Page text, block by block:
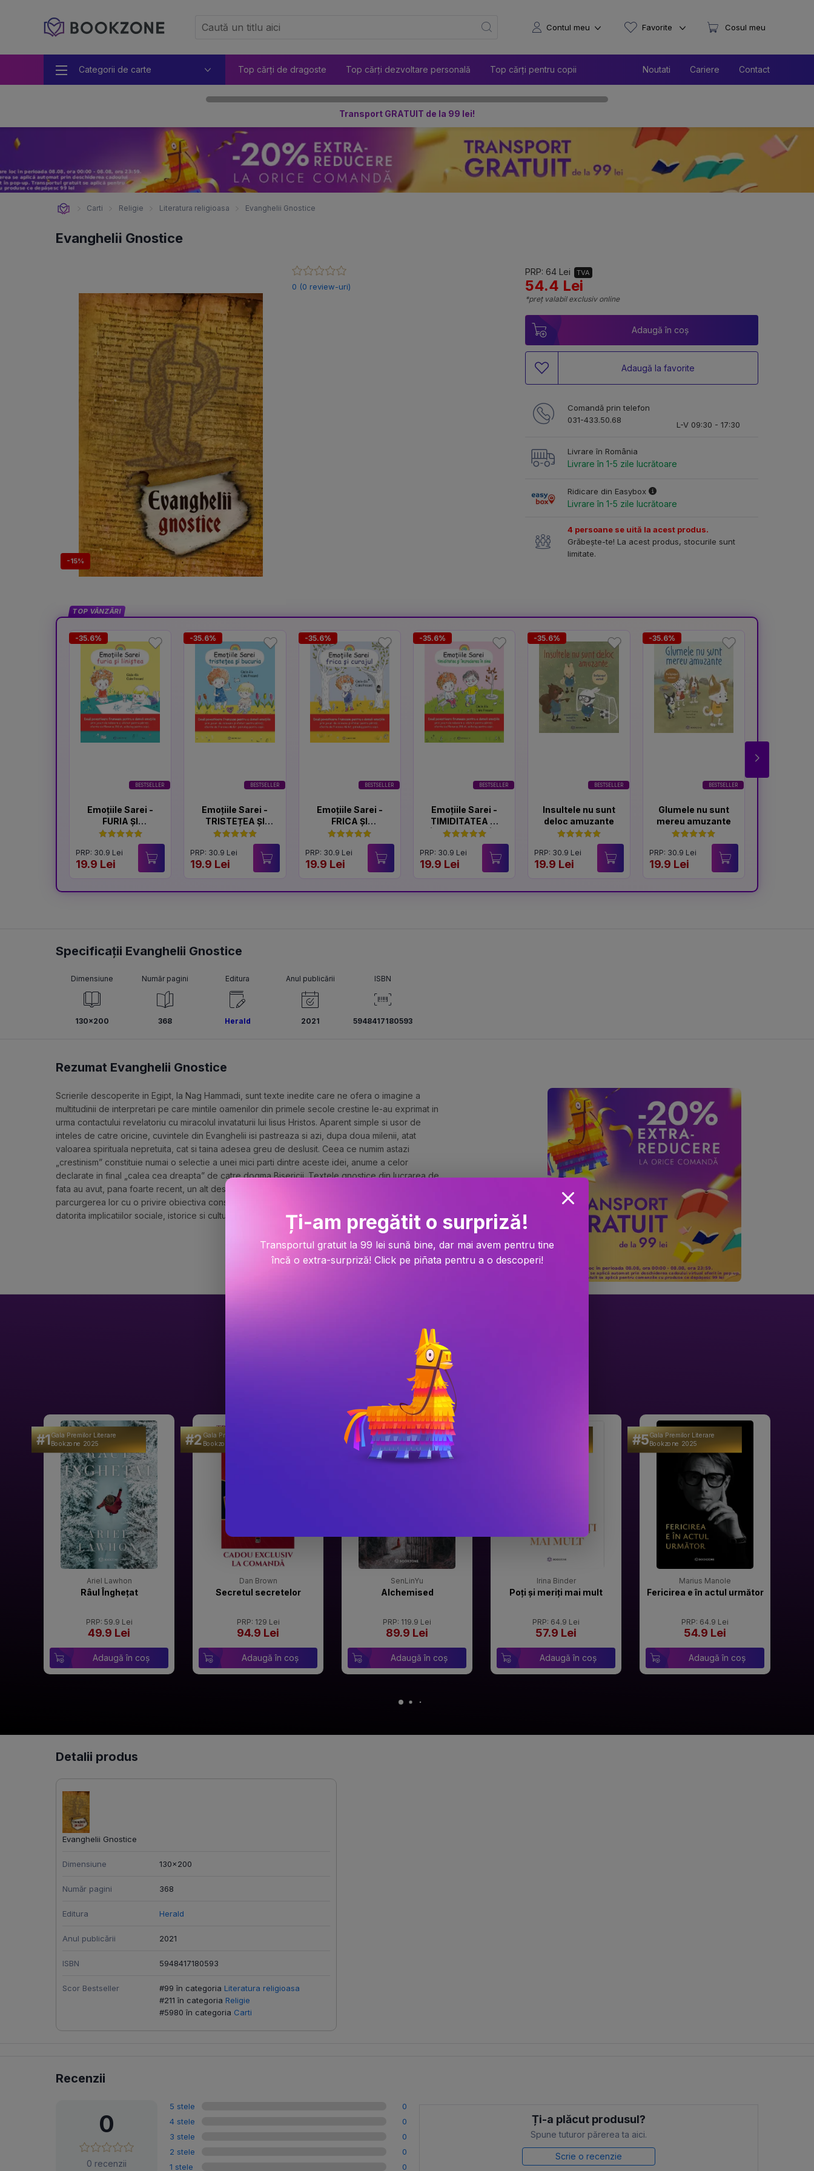
Categorii de carte Top cărți de dragoste Top cărți dezvoltare personală Top cărți pentru copii Noutati Cariere Contact
Contul meu Favorite Cosul meu
Transport GRATUIT de la 99 lei!
Carti Religie Literatura religioasa Evanghelii Gnostice
Evanghelii Gnostice
-15%
0 (0 review-uri)
PRP: 64 Lei TVA
54.4 Lei
*preț valabil exclusiv online
Adaugă în coș
Adaugă la favorite
Comandă prin telefon
031-433.50.68
L-V 09:30 - 17:30
Livrare în România
Livrare în 1-5 zile lucrătoare
Ridicare din Easybox
Livrare în 1-5 zile lucrătoare
4 persoane se uită la acest produs.
Grăbește-te! La acest produs, stocurile sunt
limitate.
TOP VÂNZĂRI
BESTSELLER
-35.6%
Emoțiile Sarei -
FURIA ȘI
LINIȘTEA
PRP: 30.9 Lei
19.9 Lei
BESTSELLER
-35.6%
Emoțiile Sarei -
TRISTEȚEA ȘI
BUCURIA
PRP: 30.9 Lei
19.9 Lei
BESTSELLER
-35.6%
Emoțiile Sarei -
FRICA ȘI
CURAJUL
PRP: 30.9 Lei
19.9 Lei
BESTSELLER
-35.6%
Emoțiile Sarei -
TIMIDITATEA ȘI
ÎNCREDEREA ÎN
PRP: 30.9 Lei
19.9 Lei
BESTSELLER
-35.6%
Insultele nu sunt
deloc amuzante
PRP: 30.9 Lei
19.9 Lei
BESTSELLER
-35.6%
Glumele nu sunt
mereu amuzante
PRP: 30.9 Lei
19.9 Lei
Specificații Evanghelii Gnostice
Dimensiune
130x200
Număr pagini
368
Editura
Herald
Anul publicării
2021
ISBN
5948417180593
Rezumat Evanghelii Gnostice
Scrierile descoperite in Egipt, la Nag Hammadi, sunt texte inedite care ne ofera o imagine a
multitudinii de interpretari pe care mintile oamenilor din primele secole crestine le-au exprimat in
urma contactului revelatoriu cu miracolul invataturii lui Iisus Hristos. Aparent simple si usor de
inteles de catre oricine, cuvintele din Evanghelii isi pastreaza si azi, dupa doua milenii, atat
valoarea spirituala nepretuita, cat si taina adesea greu de deslusit. Ceea ce numim astazi
„crestinism” constituie numai o selectie a unei mici parti dintre aceste idei, anume a celor
declarate in final „calea cea dreapta” de catre dogma Bisericii. Textele gnostice din lucrarea de
fata au avut, pana foarte recent, un alt destin, acela al omisiunii si uitarii. Pe de alta parte,
parcurgerea lor cu o privire obiectiva constituie un act de „arheologie spirituala”, fie si doar
datorita implicatiilor sociale, istorice si culturale pe care ele le presupun.
#1Gala Premilor Literare
Bookzone 2025
Ariel Lawhon
Râul Înghețat
PRP: 59.9 Lei
49.9 Lei
Adaugă în coș
#2Gala Premilor Literare
Bookzone 2025
Dan Brown
Secretul secretelor
PRP: 129 Lei
94.9 Lei
Adaugă în coș
#3 Gala Premilor Literare
Bookzone 2025
SenLinYu
Alchemised
PRP: 119.9 Lei
89.9 Lei
Adaugă în coș
Irina Binder
Poți și meriți mai mult
PRP: 64.9 Lei
57.9 Lei
Adaugă în coș
#5Gala Premilor Literare
Bookzone 2025
Marius Manole
Fericirea e în actul următor
PRP: 64.9 Lei
54.9 Lei
Adaugă în coș
Detalii produs
Evanghelii Gnostice
Dimensiune 130x200
Număr pagini 368
Editura Herald
Anul publicării 2021
ISBN 5948417180593
Scor Bestseller #99 în categoria Literatura religioasa
#211 în categoria Religie
#5980 în categoria Carti
Recenzii
Ți-a plăcut produsul?
Spune tuturor părerea ta aici.
Scrie o recenzie
0
0 recenzii
5 stele
0
4 stele
0
3 stele
0
2 stele
0
1 stele
0
Ți-am pregătit o surpriză!
Transportul gratuit la 99 lei sună bine, dar mai avem pentru tine
încă o extra-surpriză! Click pe piñata pentru a o descoperi!